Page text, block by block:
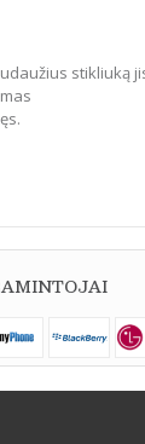
stikliuką